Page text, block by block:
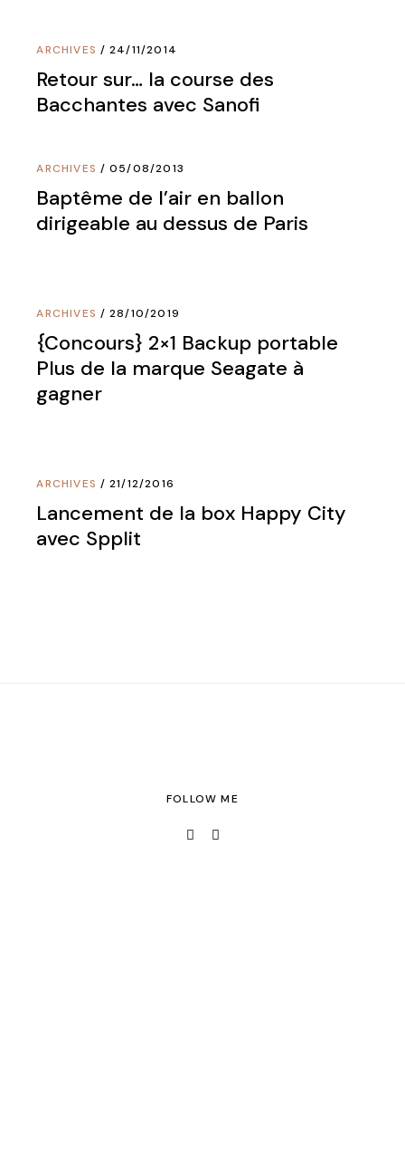
ARCHIVES 24/11/2014
Retour sur… la course des
Bacchantes avec Sanofi
ARCHIVES 05/08/2013
Baptême de l’air en ballon
dirigeable au dessus de Paris
ARCHIVES 28/10/2019
{Concours} 2×1 Backup portable
Plus de la marque Seagate à
gagner
ARCHIVES 21/12/2016
Lancement de la box Happy City
avec Spplit
FOLLOW ME